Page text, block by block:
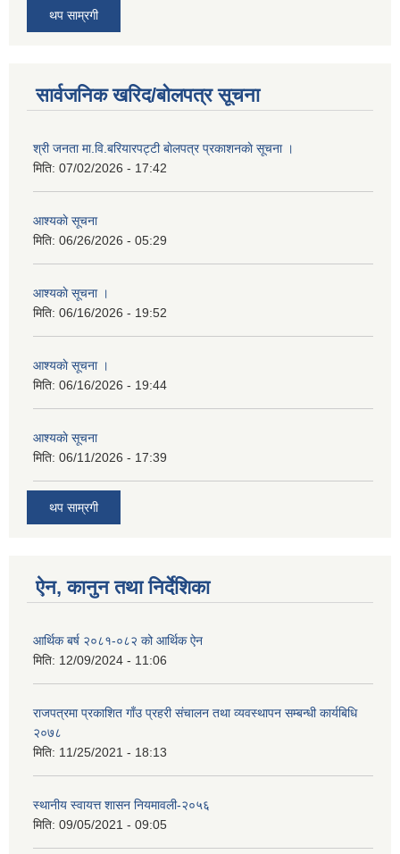
थप साम्रगी
सार्वजनिक खरिद/बोलपत्र सूचना
श्री जनता मा.वि.बरियारपट्टी बाेलपत्र प्रकाशनकाे सूचना ।
मिति: 07/02/2026 - 17:42
आश्यकाे सूचना
मिति: 06/26/2026 - 05:29
आश्यकाे सूचना ।
मिति: 06/16/2026 - 19:52
आश्यकाे सूचना ।
मिति: 06/16/2026 - 19:44
आश्यकाे सूचना
मिति: 06/11/2026 - 17:39
थप साम्रगी
ऐन, कानुन तथा निर्देशिका
आर्थिक बर्ष २०८१-०८२ को आर्थिक ऐन
मिति: 12/09/2024 - 11:06
राजपत्रमा प्रकाशित गाँउ प्रहरी संचालन तथा व्यवस्थापन सम्बन्धी कार्यबिधि
२०७८
मिति: 11/25/2021 - 18:13
स्थानीय स्वायत्त शासन नियमावली-२०५६
मिति: 09/05/2021 - 09:05